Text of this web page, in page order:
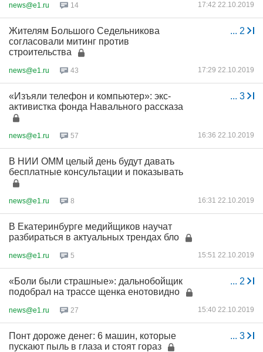
news@e1.ru 14 17:42 22.10.2019
... 2
Жителям Большого Седельникова
согласовали митинг против
строительства
news@e1.ru 43 17:29 22.10.2019
... 3
«Изъяли телефон и компьютер»: экс-
активистка фонда Навального рассказа
news@e1.ru 57 16:36 22.10.2019
В НИИ ОММ целый день будут давать
бесплатные консультации и показывать
news@e1.ru 8 16:31 22.10.2019
В Екатеринбурге медийщиков научат
разбираться в актуальных трендах бло
news@e1.ru 5 15:51 22.10.2019
... 2
«Боли были страшные»: дальнобойщик
подобрал на трассе щенка енотовидно
news@e1.ru 27 15:40 22.10.2019
... 3
Понт дороже денег: 6 машин, которые
пускают пыль в глаза и стоят гораз